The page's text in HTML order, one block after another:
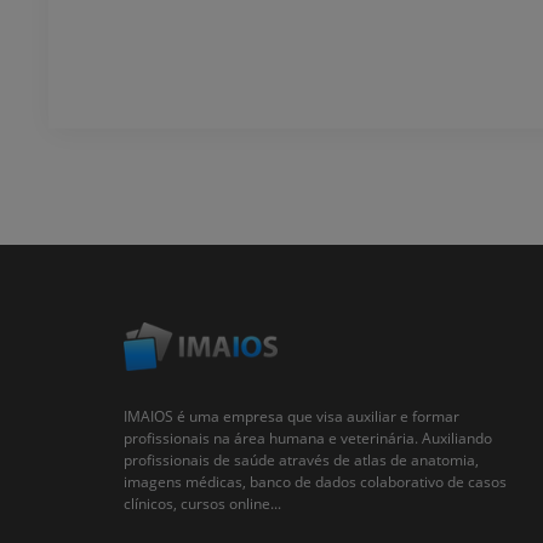
IMAIOS é uma empresa que visa auxiliar e formar
profissionais na área humana e veterinária. Auxiliando
profissionais de saúde através de atlas de anatomia,
imagens médicas, banco de dados colaborativo de casos
clínicos, cursos online...